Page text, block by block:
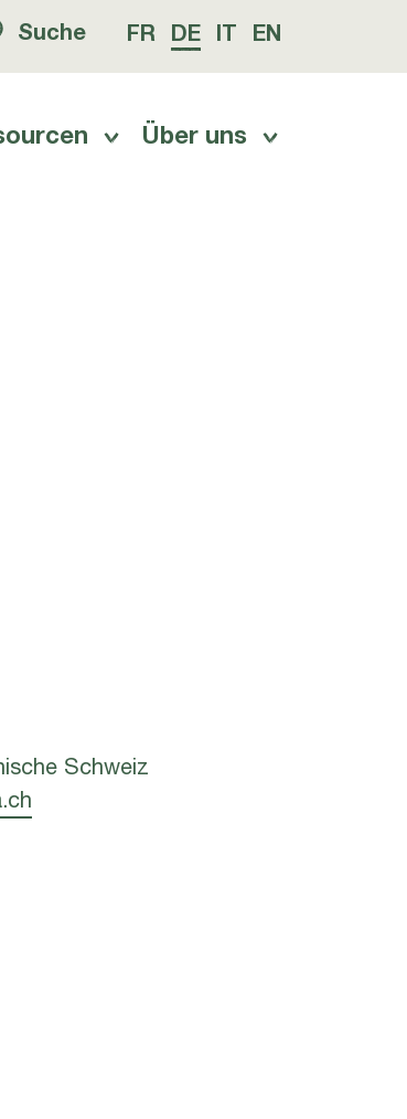
Suche FR DE IT EN
Über uns
Schweiz